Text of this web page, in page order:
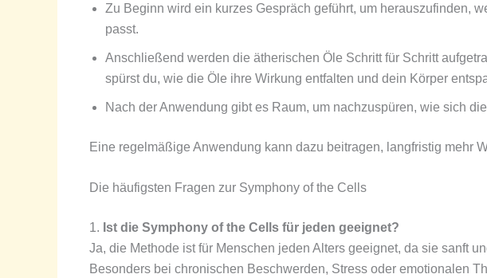
Zu Beginn wird ein kurzes Gespräch geführt, um herauszufinden,
passt.
Anschließend werden die ätherischen Öle Schritt für Schritt
spürst du, wie die Öle ihre Wirkung entfalten und dein Körper
Nach der Anwendung gibt es Raum, um nachzuspüren, wie sich
Eine regelmäßige Anwendung kann dazu beitragen, langfristig mehr
Die häufigsten Fragen zur Symphony of the Cells
1. Ist die Symphony of the Cells für jeden geeignet?
Ja, die Methode ist für Menschen jeden Alters geeignet, da sie sanft
Besonders bei chronischen Beschwerden, Stress oder emotionalen